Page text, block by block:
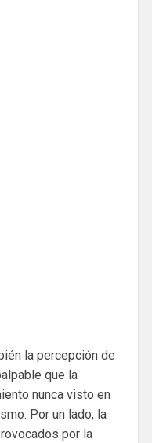
la percepción de
que la
nunca visto en
Por un lado, la
por la